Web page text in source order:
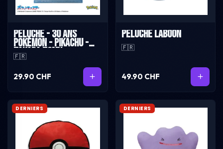
Peluche - 30 ans
Pokémon - Pikachu -
Takara Tomy
🇫🇷
29.90 CHF
Peluche Laboon
🇫🇷
49.90 CHF
DERNIERS DERNIERS